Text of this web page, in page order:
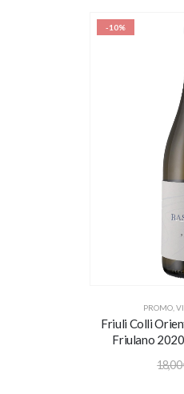
-10%
PROMO
Friuli Colli
Friulano
18,00